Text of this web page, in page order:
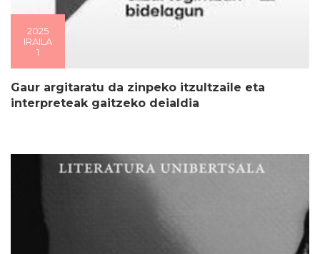
2025
IRAILA
1
Gaur argitaratu da zinpeko itzultzaile eta
interpreteak gaitzeko deialdia